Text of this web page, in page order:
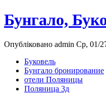
Бунгало,
Опубліковано admin Ср, 01/
Буковель
Бунгало бронирование
отели Поляницы
Поляница 3д